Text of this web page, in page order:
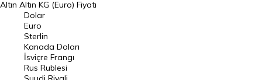
Euro Kuru
Pound Kuru
Frank Kuru
Riyal Kuru
Altın Altın KG (Euro) Fiyatı
Dolar
Euro
Sterlin
Kanada Doları
İsviçre Frangı
Rus Rublesi